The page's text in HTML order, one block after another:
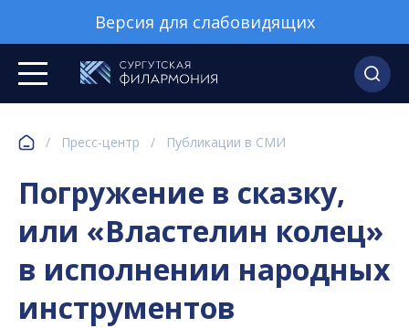
Версия для слабовидящих
/ Пресс-центр / Публикации в СМИ
Погружение в сказку,
или «Властелин колец»
в исполнении народных
инструментов